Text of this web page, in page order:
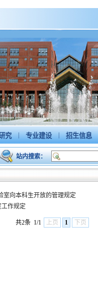
究 | 专业建设 | 招生信息
站内搜索：
室向本科生开放的管理规定
作规定
共2条 1/1 上页 1 下页